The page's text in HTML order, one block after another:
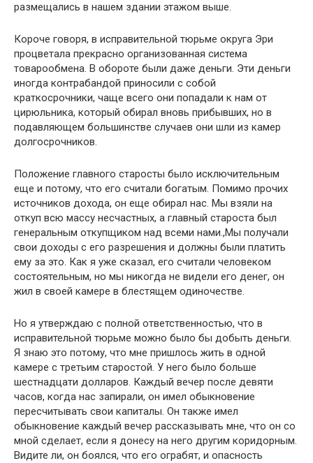
размещались в нашем здании этажом выше.
Короче говоря, в исправительной тюрьме округа Эри
процветала прекрасно организованная система
товарообмена. В обороте были даже деньги. Эти деньги
иногда контрабандой приносили с собой
краткосрочники, чаще всего они попадали к нам от
цирюльника, который обирал вновь прибывших, но в
подавляющем большинстве случаев они шли из камер
долгосрочников.
Положение главного старосты было исключительным
еще и потому, что его считали богатым. Помимо прочих
источников дохода, он еще обирал нас. Мы взяли на
откуп всю массу несчастных, а главный староста был
генеральным откупщиком над всеми нами.,Мы получали
свои доходы с его разрешения и должны были платить
ему за это. Как я уже сказал, его считали человеком
состоятельным, но мы никогда не видели его денег, он
жил в своей камере в блестящем одиночестве.
Но я утверждаю с полной ответственностью, что в
исправительной тюрьме можно было бы добыть деньги.
Я знаю это потому, что мне пришлось жить в одной
камере с третьим старостой. У него было больше
шестнадцати долларов. Каждый вечер после девяти
часов, когда нас запирали, он имел обыкновение
пересчитывать свои капиталы. Он также имел
обыкновение каждый вечер рассказывать мне, что он со
мной сделает, если я донесу на него другим коридорным.
Видите ли, он боялся, что его ограбят, и опасность